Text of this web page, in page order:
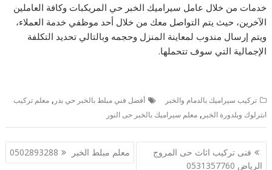
خدمات من خلال عامل سيراميك الخبر حي المريكبات وكافة العاملين
الآخرين، حيث يتم التواصل معك من خلال أحد موظفي خدمة العملاء،
ويتم إرسال مندوب لمعاينة المنزل وحجمه وبالتالي تحديد التكلفة
الإجمالية التي سوف تتحملها.
تركيب سيراميك بالدمام والخبر أفضل فني مبلط بالخبر حي بدر ,معلم تركيب
انترلوك وبلدورة الخبر ,معلم سيراميك بالخبر حى النور
تصفّح
المقالات
فنى تركيب اثاث حى المروج
الرياض 0531357760
معلم مبلط الخبر 0502893288